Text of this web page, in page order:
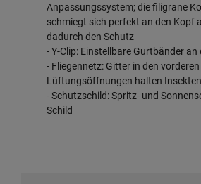
Anpassungssystem; die filigrane
schmiegt sich perfekt an den Kopf
dadurch den Schutz
- Y-Clip: Einstellbare Gurtbänder an
- Fliegennetz: Gitter in den vorderen
Lüftungsöffnungen halten
- Schutzschild: Spritz- und
Schild